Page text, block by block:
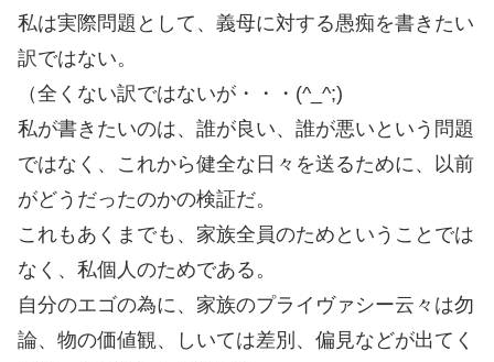
私は実際問題として、義母に対する愚痴を書きたい
訳ではない。
（全くない訳ではないが・・・(^_^;)
私が書きたいのは、誰が良い、誰が悪いという問題
ではなく、これから健全な日々を送るために、以前
がどうだったのかの検証だ。
これもあくまでも、家族全員のためということでは
なく、私個人のためである。
自分のエゴの為に、家族のプライヴァシー云々は勿
論、物の価値観、しいては差別、偏見などが出てく